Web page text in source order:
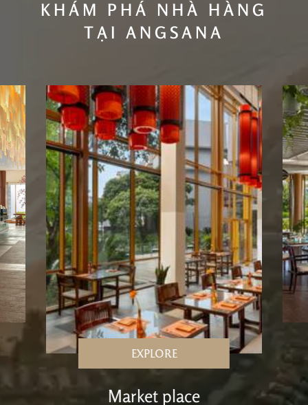
KHÁM PHÁ NHÀ HÀNG
TẠI ANGSANA
EXPLORE
Market place